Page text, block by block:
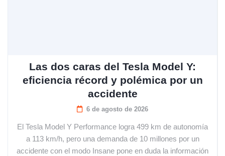
Las dos caras del Tesla Model Y:
eficiencia récord y polémica por un
accidente
6 de agosto de 2026
El Tesla Model Y Performance logra 499 km de autonomía
a 113 km/h, pero una demanda de 10 millones por un
accidente con el modo Insane pone en duda la información